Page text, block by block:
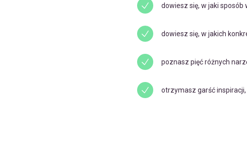
dowiesz się, w jaki sposób
dowiesz się, w jakich
poznasz pięć różnych
otrzymasz garść